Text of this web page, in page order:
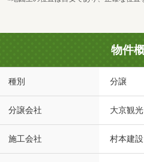
物件
種別 分譲
分譲会社 大京観光
施工会社 村本建設